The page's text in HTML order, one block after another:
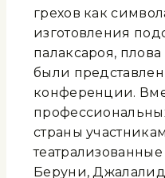
грехов как
изготовления
палаксароя,
были
конференции.
страны
Беруни,